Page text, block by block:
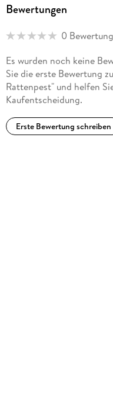
Bewertungen
0
Es wurden noch keine
Sie die erste Bewertung
Rattenpest" und helfen
Kaufentscheidung.
Erste Bewertung schreiben